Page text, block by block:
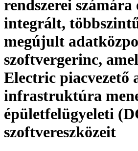
rendszerei
integrált,
megújult
szoftvergerinc,
Electric piacvezető
infrastruktúra
épületfelügyeleti
szoftvereszközeit